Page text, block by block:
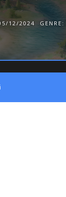
12/2024 GENRE: